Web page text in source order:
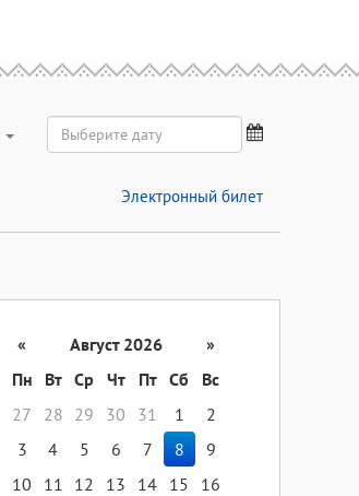
Электронный билет
« Август 2026
»
Пн
Вт Ср Чт Пт Сб
Вс
27
28 29 30 31 1
2
3
4 5 6 7 8
9
10
11 12 13 14 15
16